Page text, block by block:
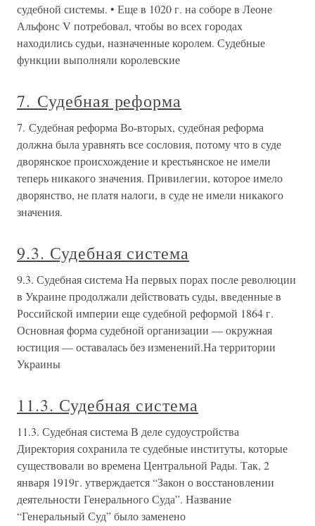
судебной системы. • Еще в 1020 г. на соборе в Леоне
Альфонс V потребовал, чтобы во всех городах
находились судьи, назначенные королем. Судебные
функции выполняли королевские
7. Судебная реформа
7. Судебная реформа Во-вторых, судебная реформа
должна была уравнять все сословия, потому что в суде
дворянское происхождение и крестьянское не имели
теперь никакого значения. Привилегии, которое имело
дворянство, не платя налоги, в суде не имели никакого
значения.
9.3. Судебная система
9.3. Судебная система На первых порах после революции
в Украине продолжали действовать суды, введенные в
Российской империи еще судебной реформой 1864 г.
Основная форма судебной организации — окружная
юстиция — оставалась без изменений.На территории
Украины
11.3. Судебная система
11.3. Судебная система В деле судоустройства
Директория сохранила те судебные институты, которые
существовали во времена Центральной Рады. Так, 2
января 1919г. утверждается “Закон о восстановлении
деятельности Генерального Суда”. Название
“Генеральный Суд” было заменено